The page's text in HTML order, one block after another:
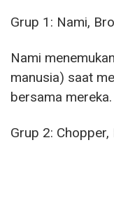
Grup 1: Nami,
Nami
manusia) saat
bersama mereka.
Grup 2: